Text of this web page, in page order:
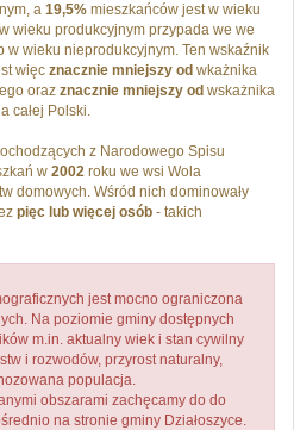
a 19,5% mieszkańców jest w wieku
wieku produkcyjnym przypada we we
w wieku nieprodukcyjnym. Ten wskaźnik
więc znacznie mniejszy od wkażnika
oraz znacznie mniejszy od wskażnika
całej Polski.
z Narodowego Spisu
w 2002 roku we wsi Wola
domowych. Wśród nich dominowały
pięc lub więcej osób - takich
jest mocno ograniczona
Na poziomie gminy dostępnych
m.in. aktualny wiek i stan cywilny
i rozwodów, przyrost naturalny,
populacja.
obszarami zachęcamy do do
na stronie gminy Działoszyce.